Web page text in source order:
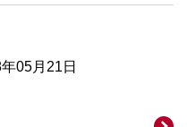
05月21日